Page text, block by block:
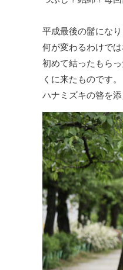
平成最後の髷になり
何が変わるわけでは
初めて結ったもら
くに来たものです。
ハナミズキの簪を添